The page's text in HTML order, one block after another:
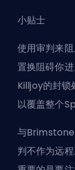
小贴士
使用审判来
置换阻碍你
Killjoy的封锁
以覆盖整个
与Brimstone
判不作为远